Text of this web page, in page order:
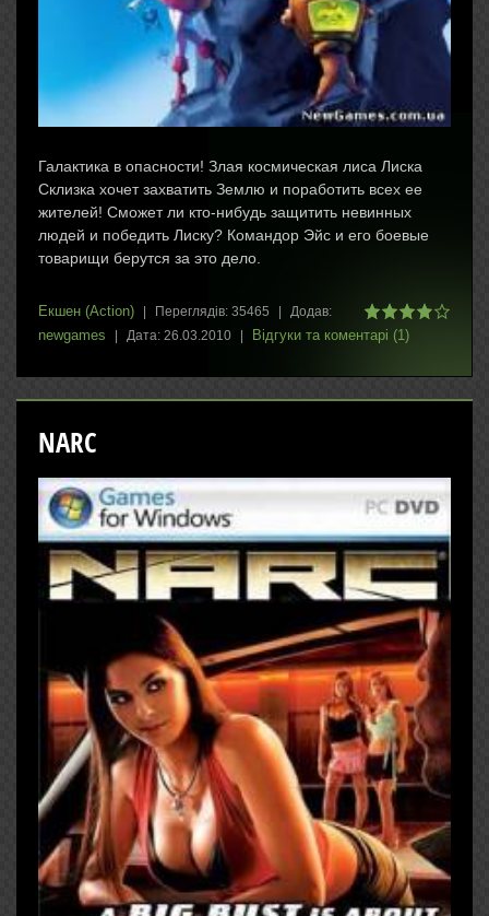
Галактика в опасности! Злая космическая лиса Лиска
Склизка хочет захватить Землю и поработить всех ее
жителей! Сможет ли кто-нибудь защитить невинных
людей и победить Лиску? Командор Эйс и его боевые
товарищи берутся за это дело.
Екшен (Action) Переглядів: 35465 Додав:
newgames Дата: 26.03.2010 Відгуки та коментарі (1)
NARC